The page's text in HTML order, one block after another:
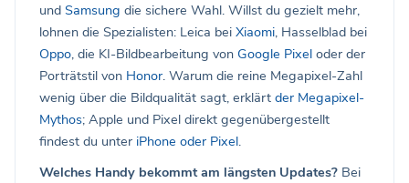
und Samsung die sichere Wahl. Willst du gezielt mehr,
lohnen die Spezialisten: Leica bei Xiaomi, Hasselblad bei
Oppo, die KI-Bildbearbeitung von Google Pixel oder der
Porträtstil von Honor. Warum die reine Megapixel-Zahl
wenig über die Bildqualität sagt, erklärt der Megapixel-
Mythos; Apple und Pixel direkt gegenübergestellt
findest du unter iPhone oder Pixel.
Welches Handy bekommt am längsten Updates? Bei